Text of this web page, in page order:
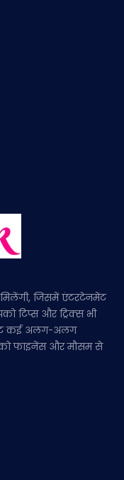
जिसमें एंटरटेनमेंट
टिप्स और ट्रिक्स भी
कई अलग-अलग
फाइनेंस और मौसम से